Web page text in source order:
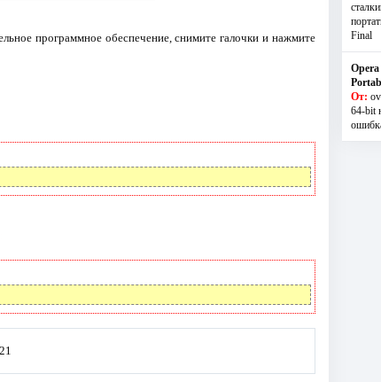
программное обеспечение, снимите галочки и нажмите
Final
Opera
От:
64-bit